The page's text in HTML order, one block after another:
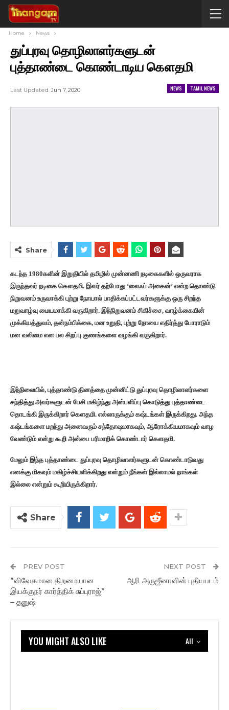
Home News
துப்புரவு தொழிலாளர்களுடன்
புத்தாண்டை கொண்டாடிய கௌதமி
NEWS TAMIL NEWS
Last Updated Jun 7, 2020
Share
கடந்த 1980களின் இறுதியில் தமிழில் முன்னணி நடிகைகளில் ஒருவராக
இருந்தவர் நடிகை கௌதமி. இவர் தற்போது ‘லைஃப் அகைன்’ என்ற தொண்டு
நிறுவனம் உருவாக்கி புற்று நோயால் பாதிக்கப்பட்டவர்களுக்கு ஒரு சிறந்த
மறுவாழ்வு மையமாக்கி வருகிறார். இந்நிறுவனம் சிகிச்சை, வாழ்க்கையின்
முக்கியத்துவம், தன்நம்பிக்கை, மன உறுதி, புற்று நோயை எதிர்த்து போராடும்
மன வலிமை என பல சிறப்பு குணங்களை வழங்கி வருகிறார்.
இந்நிலையில், புத்தாண்டு தினத்தை முன்னிட்டு துப்புரவு தொழிலாளர்களை
சந்தித்து அவர்களுடன் பேசி மகிழ்ந்து அன்பளிப்பு கொடுத்து புத்தாண்டை
தொடங்கி இருக்கிறார் கௌதமி. எல்லாருக்கும் கஷ்டங்கள் இருக்கிறது. அந்த
கஷ்டங்களை மறந்து அனைவரும் சந்தோஷமாகவும், ஆரோக்கியமாகவும் வாழ
வேண்டும் என்று கூறி அன்பை பரிமாறிக் கொண்டார் கௌதமி.
மேலும் இந்த புத்தாண்டை துப்புரவு தொழிலாளர்களுடன் கொண்டாடுவது
எனக்கு மிகவும் மகிழ்ச்சியளிக்கிறது என்றும் நீங்கள் இல்லாமல் நாங்கள்
இல்லை என்றும் கூறியிருக்கிறார்.
Share
PREV POST
”விவேகமான திறமையான
இயக்குநர் கார்த்திக் சுப்புராஜ்”
– தனுஷ்
NEXT POST
ஆரி அருஜீனாவின் புதியபடம்
All
YOU MIGHT ALSO LIKE